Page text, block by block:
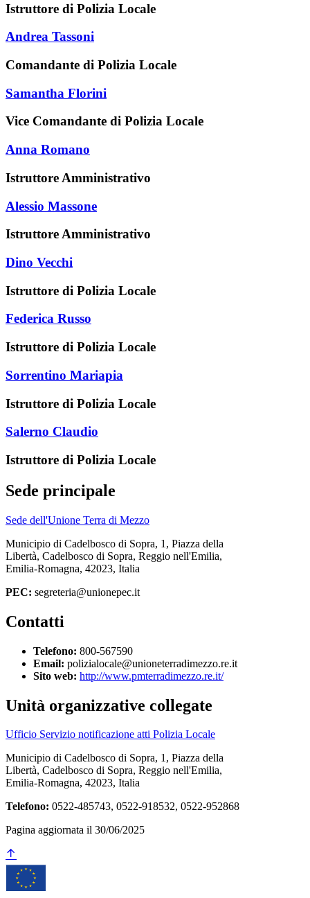
Istruttore di Polizia Locale
Andrea Tassoni
Comandante di Polizia Locale
Samantha Florini
Vice Comandante di Polizia Locale
Anna Romano
Istruttore Amministrativo
Alessio Massone
Istruttore Amministrativo
Dino Vecchi
Istruttore di Polizia Locale
Federica Russo
Istruttore di Polizia Locale
Sorrentino Mariapia
Istruttore di Polizia Locale
Salerno Claudio
Istruttore di Polizia Locale
Sede principale
Sede dell'Unione Terra di Mezzo
Municipio di Cadelbosco di Sopra, 1, Piazza della
Libertà, Cadelbosco di Sopra, Reggio nell'Emilia,
Emilia-Romagna, 42023, Italia
PEC: segreteria@unionepec.it
Contatti
Telefono: 800-567590
Email: polizialocale@unioneterradimezzo.re.it
Sito web: http://www.pmterradimezzo.re.it/
Unità organizzative collegate
Ufficio Servizio notificazione atti Polizia Locale
Municipio di Cadelbosco di Sopra, 1, Piazza della
Libertà, Cadelbosco di Sopra, Reggio nell'Emilia,
Emilia-Romagna, 42023, Italia
Telefono: 0522-485743, 0522-918532, 0522-952868
Pagina aggiornata il 30/06/2025